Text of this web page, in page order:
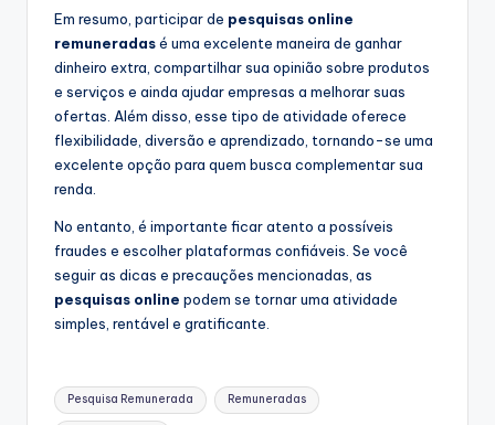
Em resumo, participar de pesquisas online
remuneradasé uma excelente maneira de ganhar
dinheiro extra, compartilhar sua opinião sobre produtos
e serviços e ainda ajudar empresas a melhorar suas
ofertas. Além disso, esse tipo de atividade oferece
flexibilidade, diversão e aprendizado, tornando-se uma
excelente opção para quem busca complementar sua
renda.
No entanto, é importante ficar atento a possíveis
fraudes e escolher plataformas confiáveis. Se você
seguir as dicas e precauções mencionadas, as
pesquisas online podem se tornar uma atividade
simples, rentável e gratificante.
Tags:
Pesquisa Remunerada Remuneradas